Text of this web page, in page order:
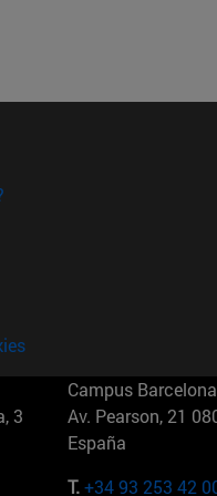
3
Campus
Av. Pearson, 21
España
T.+34 93 253 42